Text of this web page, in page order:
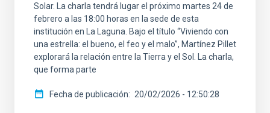
Solar. La charla tendrá lugar el próximo martes 24 de
febrero a las 18:00 horas en la sede de esta
institución en La Laguna. Bajo el título “Viviendo con
una estrella: el bueno, el feo y el malo”, Martínez Pillet
explorará la relación entre la Tierra y el Sol. La charla,
que forma parte
Fecha de publicación 20/02/2026 - 12:50:28